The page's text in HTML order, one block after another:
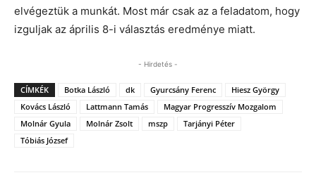
elvégeztük a munkát. Most már csak az a feladatom, hogy
izguljak az április 8-i választás eredménye miatt.
- Hirdetés -
CÍMKÉK Botka László dk Gyurcsány Ferenc
Hiesz György
Kovács László
Lattmann Tamás
Magyar Progresszív Mozgalom
Molnár Gyula
Molnár Zsolt mszp
Tarjányi Péter
Tóbiás József